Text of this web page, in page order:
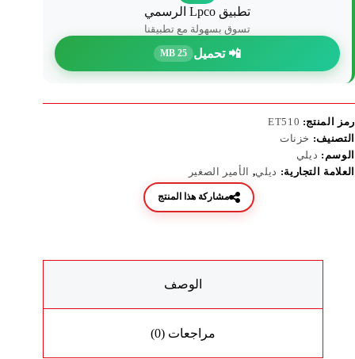
تطبيق Lpco الرسمي
تسوق بسهولة مع تطبيقنا
📲 تحميل 25 MB
رمز المنتج: ET510
التصنيف: خزنات
الوسم: ديلي
العلامة التجارية: ديلي, الأمير الصغير
مشاركة هذا المنتج
الوصف
مراجعات (0)